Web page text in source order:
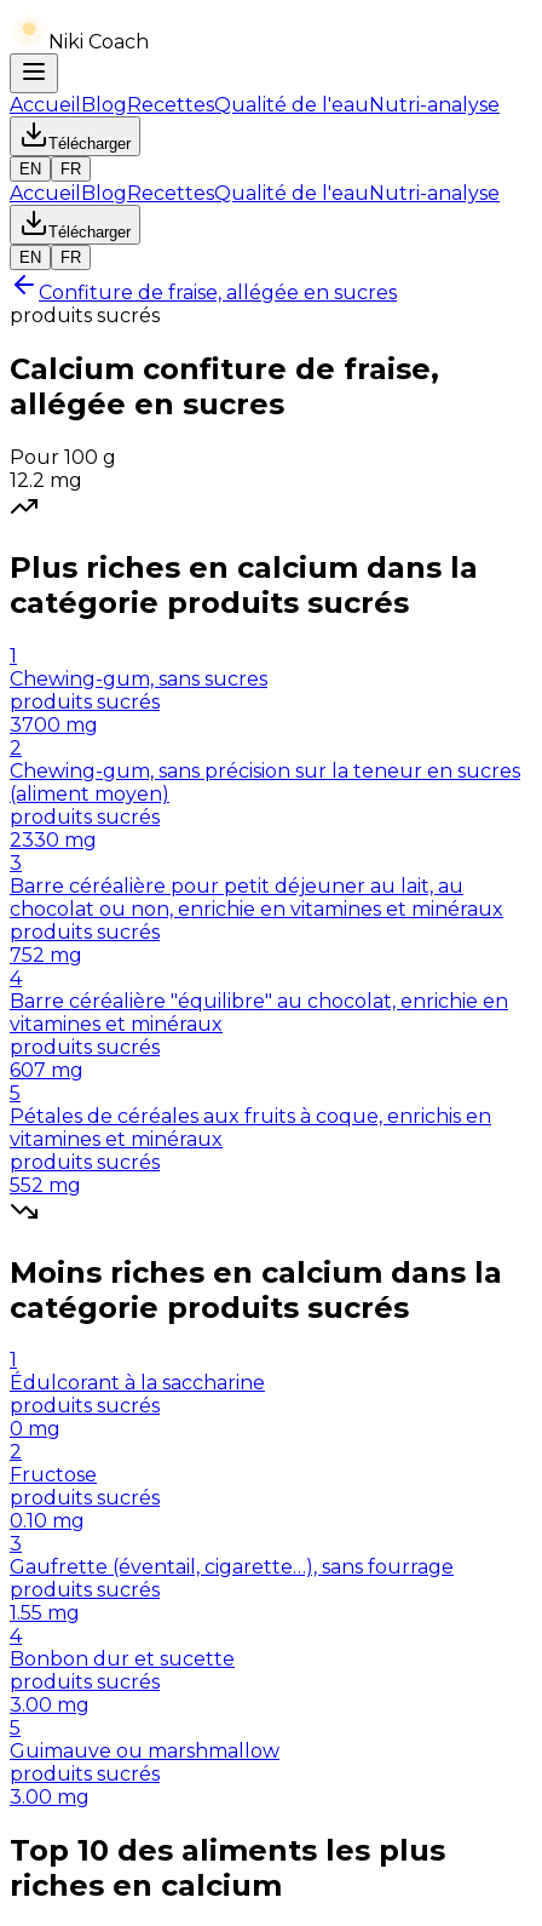
Niki Coach
Accueil BlogRecettesQualité de l'eauNutri-analyse
Télécharger
EN
FR
Accueil BlogRecettesQualité de l'eauNutri-analyse
Télécharger
EN
FR
Confiture de fraise, allégée en sucres
produits sucrés
Calcium confiture de fraise,
allégée en sucres
Pour 100 g
12.2 mg
Plus riches en calcium dans la
catégorie produits sucrés
1
Chewing-gum, sans sucres
produits sucrés
3700 mg
2
Chewing-gum, sans précision sur la teneur en sucres
(aliment moyen)
produits sucrés
2330 mg
3
Barre céréalière pour petit déjeuner au lait, au
chocolat ou non, enrichie en vitamines et minéraux
produits sucrés
752 mg
4
Barre céréalière "équilibre" au chocolat, enrichie en
vitamines et minéraux
produits sucrés
607 mg
5
Pétales de céréales aux fruits à coque, enrichis en
vitamines et minéraux
produits sucrés
552 mg
Moins riches en calcium dans la
catégorie produits sucrés
1
Édulcorant à la saccharine
produits sucrés
0 mg
2
Fructose
produits sucrés
0.10 mg
3
Gaufrette (éventail, cigarette…), sans fourrage
produits sucrés
1.55 mg
4
Bonbon dur et sucette
produits sucrés
3.00 mg
5
Guimauve ou marshmallow
produits sucrés
3.00 mg
Top 10 des aliments les plus
riches en calcium